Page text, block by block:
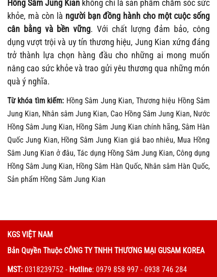
Hồng Sâm Jung Kian không chỉ là sản phẩm chăm sóc sức
khỏe, mà còn là người bạn đồng hành cho một cuộc sống
cân bằng và bền vững. Với chất lượng đảm bảo, công
dụng vượt trội và uy tín thương hiệu, Jung Kian xứng đáng
trở thành lựa chọn hàng đầu cho những ai mong muốn
nâng cao sức khỏe và trao gửi yêu thương qua những món
quà ý nghĩa.
Từ khóa tìm kiếm: Hồng Sâm Jung Kian, Thương hiệu Hồng Sâm
Jung Kian, Nhân sâm Jung Kian, Cao Hồng Sâm Jung Kian, Nước
Hồng Sâm Jung Kian, Hồng Sâm Jung Kian chính hãng, Sâm Hàn
Quốc Jung Kian, Hồng Sâm Jung Kian giá bao nhiêu, Mua Hồng
Sâm Jung Kian ở đâu, Tác dụng Hồng Sâm Jung Kian, Công dụng
Hồng Sâm Jung Kian, Hồng Sâm Hàn Quốc, Nhân sâm Hàn Quốc,
Sản phẩm Hồng Sâm Jung Kian
KGS VIỆT NAM
Bản Quyền Thuộc CÔNG TY TNHH THƯƠNG MẠI GUSAM KOREA
MST: 0318239752 - Hotline: 0979 858 997 - 0938 746 284